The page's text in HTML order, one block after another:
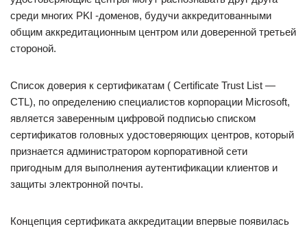
среди многих PKI -доменов, будучи аккредитованными
общим аккредитационным центром или доверенной третьей
стороной.
Список доверия к сертификатам ( Certificate Trust List —
CTL), по определению специалистов корпорации Microsoft,
является заверенным цифровой подписью списком
сертификатов головных удостоверяющих центров, который
признается администратором корпоративной сети
пригодным для выполнения аутентификации клиентов и
защиты электронной почты.
Концепция сертификата аккредитации впервые появилась